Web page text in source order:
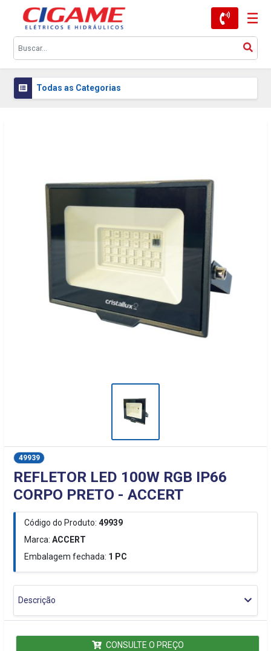
Todas as Categorias
49939
REFLETOR LED 100W RGB IP66
CORPO PRETO - ACCERT
Código do Produto: 49939
Marca:ACCERT
Embalagem fechada: 1 PC
Descrição
CONSULTE O PREÇO